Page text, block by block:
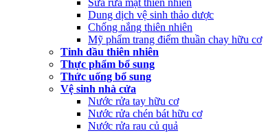
Sữa rửa mặt thiên nhiên
Dung dịch vệ sinh thảo dược
Chống nắng thiên nhiên
Mỹ phẩm trang điểm thuần chay hữu cơ
Tinh dầu thiên nhiên
Thực phẩm bổ sung
Thức uống bổ sung
Vệ sinh nhà cửa
Nước rửa tay hữu cơ
Nước rửa chén bát hữu cơ
Nước rửa rau củ quả